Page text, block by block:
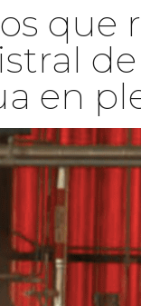
que
en